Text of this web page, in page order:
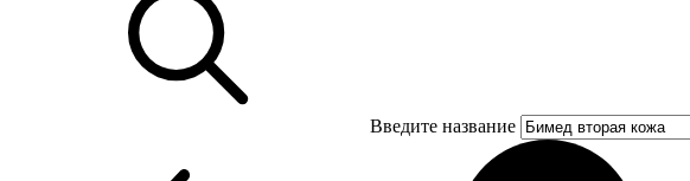
Введите название